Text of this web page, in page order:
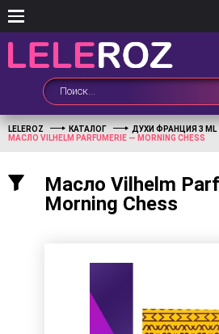
LELEROZ КАТАЛОГ ДУХИ ФРАНЦИЯ 3 ML
МАСЛО VILHELM PARFUMERIE — MORNING CHESS
Масло Vilhelm
Morning Chess